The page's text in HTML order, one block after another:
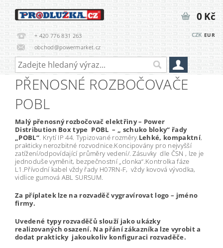
+ 420 776 831 263
obchod@powermarket.cz
CZK EUR
0 Kč
PŘENOSNÉ ROZBOČOVAČE
POBL
Malý přenosný rozbočovač elektřiny – Power
Distribution Box type POBL – „ schuko bloky“ řady
„POBL“. Krytí IP 44. Typizované rozměry.Lehké, kompaktní,
prakticky nerozbitné rozvodnice.Koncipovány pro nejvyšší
zatížení/odpovídající průměry vedení/. Zásuvky dle ČSN , lze je
jednoduše vyměnit, bezpečnostní „clonka“.Kontrolka fáze
L1.Přívodní kabel vždy řady H07RN-F, vždy kovová vývodka,
vidlice gumová ABL SURSUM.
Za příplatek lze na rozvaděč vygravírovat logo – jméno
firmy.
Uvedené typy rozvaděčů slouží jako ukázky
realizovaných osazení. Na přání zákazníka lze vyrobit a
dodat prakticky jakoukoliv konfiguraci rozvaděče.